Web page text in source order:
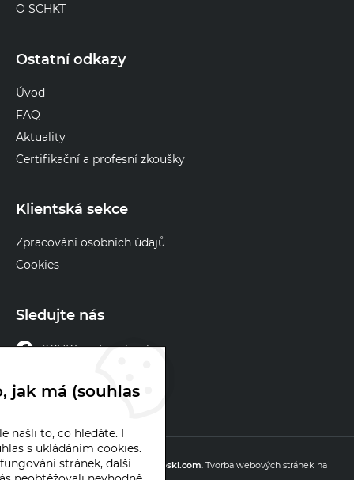
O SCHKT
Ostatní odkazy
Úvod
FAQ
Aktuality
Certifikační a profesní zkoušky
Klientská sekce
Zpracování osobních údajů
Cookies
Sledujte nás
SCHKT na Facebooku
© 2026 chlazeni.cz
Webové stránkyvytvořilo Poski.com .Tvorba webových stránek na
míru.
jak má (souhlas
našli to, co hledáte. I
s ukládáním cookies.
stránek, další